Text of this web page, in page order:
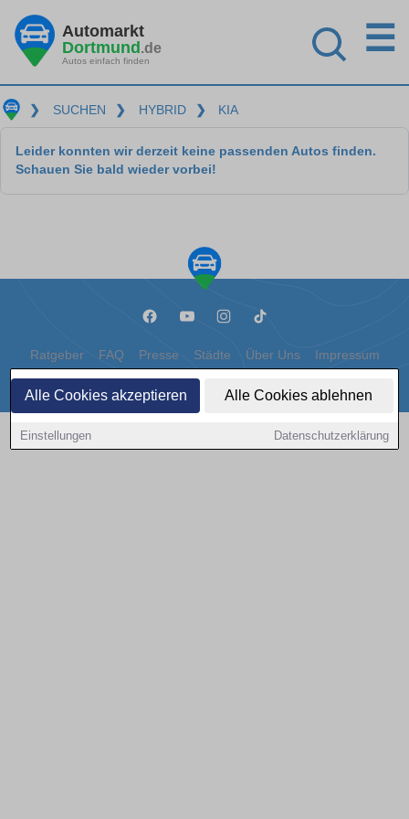
Alle Cookies akzeptieren Alle Cookies ablehnen
Einstellungen Datenschutzerklärung
Automarkt
Dortmund.de
Autos einfach finden
☰
❯ SUCHEN ❯ HYBRID ❯ KIA
Leider konnten wir derzeit keine passenden Autos finden.
Schauen Sie bald wieder vorbei!
Ratgeber FAQ Presse Städte Über Uns Impressum
Datenschutz Cookies
Copyright © 2000 - 2026 | 1A Infosysteme GmbH | Content by: 1a-sites-autos